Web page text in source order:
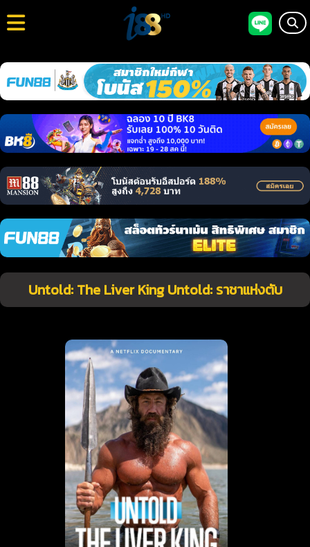
Untold: The Liver King Untold: ราชาแห่งตับ